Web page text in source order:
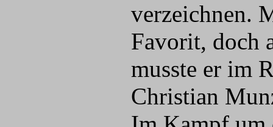
verzeichnen.
Favorit, doch
musste er im
Christian